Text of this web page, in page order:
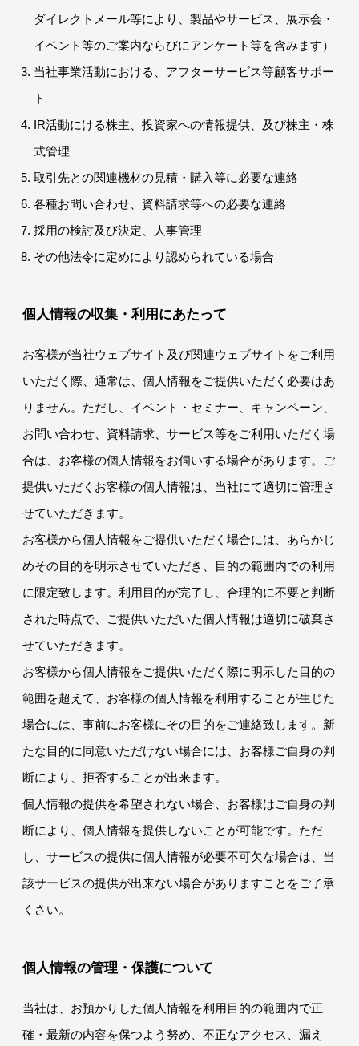
ダイレクトメール等により、製品やサービス、展示会・
イベント等のご案内ならびにアンケート等を含みます）
当社事業活動における、アフターサービス等顧客サポー
ト
IR活動にける株主、投資家への情報提供、及び株主・株
式管理
取引先との関連機材の見積・購入等に必要な連絡
各種お問い合わせ、資料請求等への必要な連絡
採用の検討及び決定、人事管理
その他法令に定めにより認められている場合
個人情報の収集・利用にあたって
お客様が当社ウェブサイト及び関連ウェブサイトをご利用
いただく際、通常は、個人情報をご提供いただく必要はあ
りません。ただし、イベント・セミナー、キャンペーン、
お問い合わせ、資料請求、サービス等をご利用いただく場
合は、お客様の個人情報をお伺いする場合があります。ご
提供いただくお客様の個人情報は、当社にて適切に管理さ
せていただきます。
お客様から個人情報をご提供いただく場合には、あらかじ
めその目的を明示させていただき、目的の範囲内での利用
に限定致します。利用目的が完了し、合理的に不要と判断
された時点で、ご提供いただいた個人情報は適切に破棄さ
せていただきます。
お客様から個人情報をご提供いただく際に明示した目的の
範囲を超えて、お客様の個人情報を利用することが生じた
場合には、事前にお客様にその目的をご連絡致します。新
たな目的に同意いただけない場合には、お客様ご自身の判
断により、拒否することが出来ます。
個人情報の提供を希望されない場合、お客様はご自身の判
断により、個人情報を提供しないことが可能です。ただ
し、サービスの提供に個人情報が必要不可欠な場合は、当
該サービスの提供が出来ない場合がありますことをご了承
くさい。
個人情報の管理・保護について
当社は、お預かりした個人情報を利用目的の範囲内で正
確・最新の内容を保つよう努め、不正なアクセス、漏え